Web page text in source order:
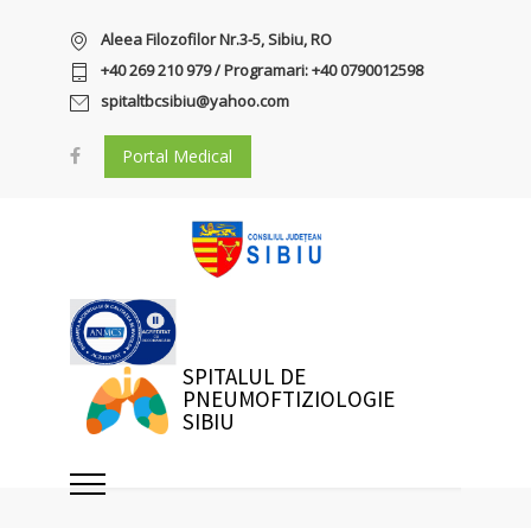
Aleea Filozofilor Nr.3-5, Sibiu, RO
+40 269 210 979 / Programari: +40 0790012598
spitaltbcsibiu@yahoo.com
Portal Medical
SPITALUL DE
PNEUMOFTIZIOLOGIE
SIBIU